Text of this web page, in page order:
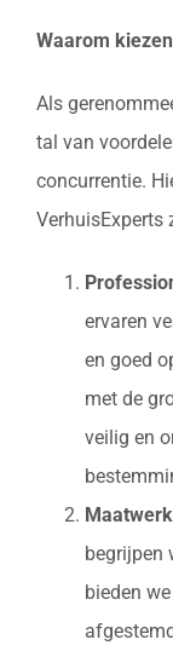
Waarom
Als
tal van
concurrentie.
VerhuisExperts
ervaren
en goed
met de
veilig en
begrijpen
bieden